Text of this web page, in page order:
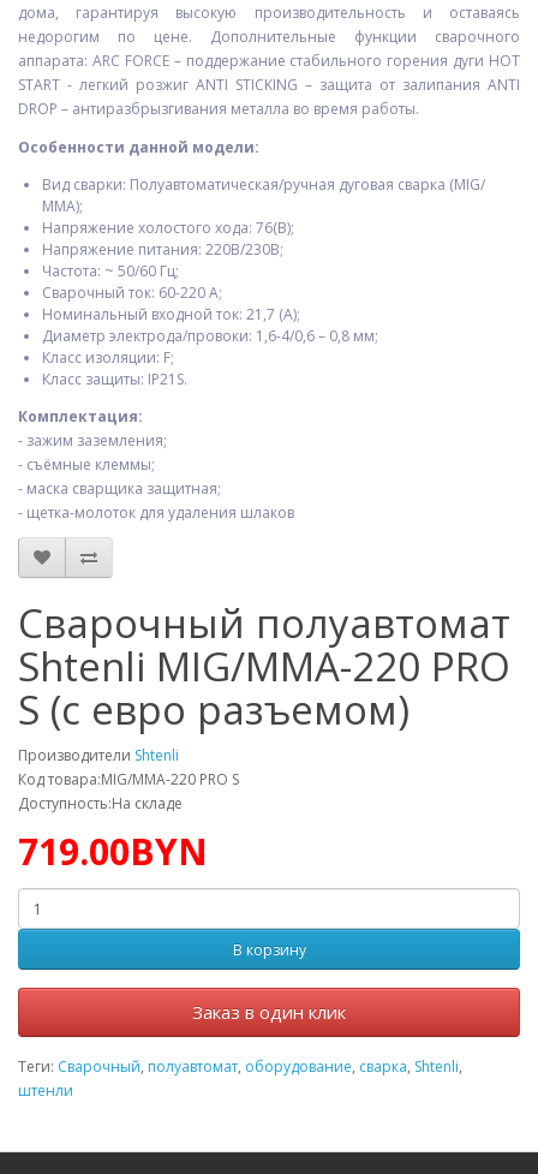
дома, гарантируя высокую производительность и оставаясь
недорогим по цене. Дополнительные функции сварочного
аппарата: ARC FORCE – поддержание стабильного горения дуги HOT
START - легкий розжиг ANTI STICKING – защита от залипания ANTI
DROP – антиразбрызгивания металла во время работы.
Особенности данной модели:
Вид сварки: Полуавтоматическая/ручная дуговая сварка (MIG/
ММА);
Напряжение холостого хода: 76(В);
Напряжение питания: 220В/230В;
Частота: ~ 50/60 Гц;
Сварочный ток: 60-220 А;
Номинальный входной ток: 21,7 (А);
Диаметр электрода/провоки: 1,6-4/0,6 – 0,8 мм;
Класс изоляции: F;
Класс защиты: IP21S.
Комплектация:
- зажим заземления;
- съёмные клеммы;
- маска сварщика защитная;
- щетка­-молоток для удаления шлаков
Сварочный полуавтомат
Shtenli MIG/MMA-220 PRO
S (с евро разъемом)
Производители Shtenli
Код товара:MIG/MMA-220 PRO S
Доступность:На складе
719.00BYN
В корзину
Заказ в один клик
Теги: Сварочный, полуавтомат, оборудование, сварка, Shtenli,
штенли